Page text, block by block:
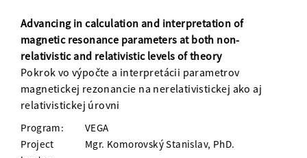
Advancing in calculation and interpretation of
magnetic resonance parameters at both non-
relativistic and relativistic levels of theory
Pokrok vo výpočte a interpretácii parametrov
magnetickej rezonancie na nerelativistickej ako aj
relativistickej úrovni
Program:
VEGA
Project
Mgr. Komorovský Stanislav, PhD.